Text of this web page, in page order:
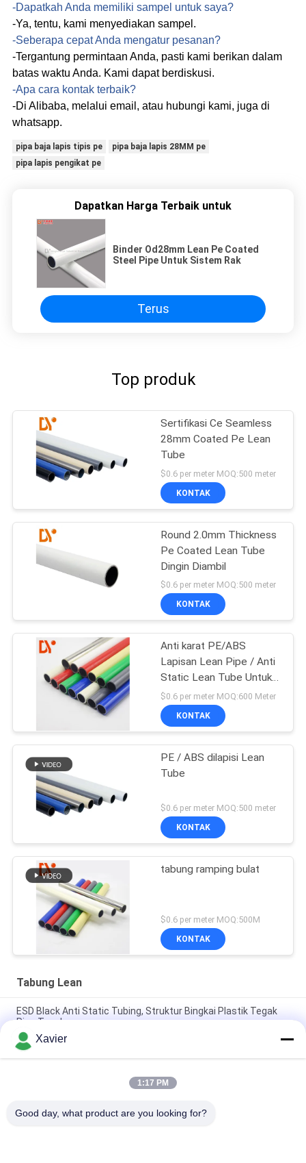
-Dapatkah Anda memiliki sampel untuk saya?
-Ya, tentu, kami menyediakan sampel.
-Seberapa cepat Anda mengatur pesanan?
-Tergantung permintaan Anda, pasti kami berikan dalam
batas waktu Anda. Kami dapat berdiskusi.
-Apa cara kontak terbaik?
-Di Alibaba, melalui email, atau hubungi kami, juga di
whatsapp.
pipa baja lapis tipis pe
pipa baja lapis 28MM pe
pipa lapis pengikat pe
Dapatkan Harga Terbaik untuk
Binder Od28mm Lean Pe Coated
Steel Pipe Untuk Sistem Rak
Terus
Top produk
Sertifikasi Ce Seamless
28mm Coated Pe Lean
Tube
$0.6 per meter MOQ:500 meter
KONTAK
Round 2.0mm Thickness
Pe Coated Lean Tube
Dingin Diambil
$0.6 per meter MOQ:500 meter
KONTAK
Anti karat PE/ABS
Lapisan Lean Pipe / Anti
Static Lean Tube Untuk
Flow Rack
$0.6 per meter MOQ:600 Meter
KONTAK
PE / ABS dilapisi Lean
Tube
$0.6 per meter MOQ:500 meter
KONTAK
tabung ramping bulat
$0.6 per meter MOQ:500M
KONTAK
Tabung Lean
ESD Black Anti Static Tubing, Struktur Bingkai Plastik Tegak
Pipa Tegak
Lapisan ESD dilapisi plastik tahan karat 28mm Diameter Untuk
Struktur Fleksibel
28 Mm Round Shape Metal Lean Tube Warna Silver Untuk
Xavier
1:17 PM
Good day, what product are you looking for?